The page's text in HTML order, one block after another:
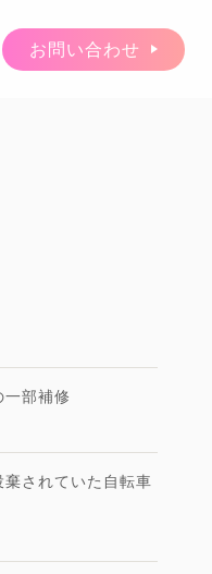
お問い合わせ
一部補修
されていた自転車